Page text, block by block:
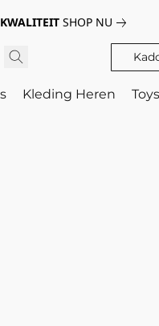
SHOP NU
Kleding Heren